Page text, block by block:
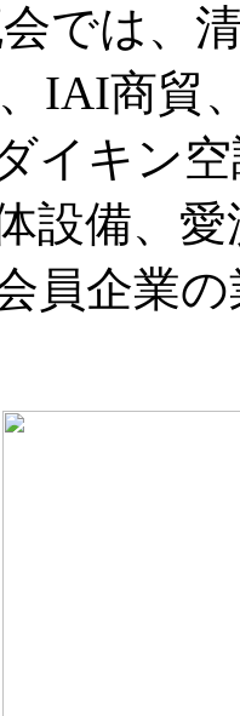
では、
IAI商貿
イキン
設備、
員企業